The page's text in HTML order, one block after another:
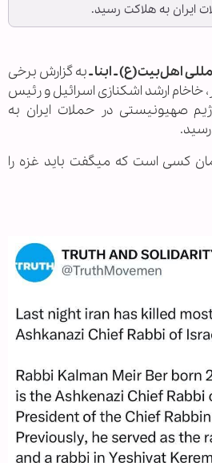
ایران به هلاکت رسید.
اهل‌بیت(ع) ـ ابنا ـبه گزارش برخی
خاخام ارشد اشکنازی اسرائیل و رئیس
صهیونیستی در حملات ایران به
کسی است که میگفت ‌باید غزه را